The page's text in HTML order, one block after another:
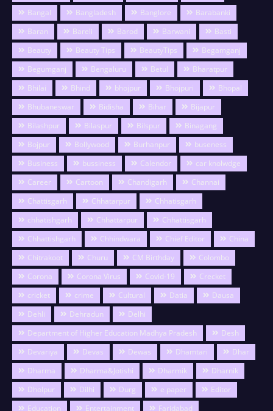
Bangal
Bangladesh Banglore
Barabanki
Baran
Bareli Barod Barwani
Basti
Beauty
Beauty Tips BeautyTips
Begamganj
Begumganj
Bengaluru Betul
Bharatpur
Bhilai
Bhind bhojpur Bhojpuri
Bhopal
Bhubaneswar
Bidisha Bihar
Bijapur
Bilashpur
Bilaspur Bilspur
Binagang
Bojpur
Bollywood Burhanpur
buseness
Business
bussiness Calendor
car knolwdge
Career
Cartoon Chandigarh
Channai
Chattisgarh
Chhatarpur
Chhatisgarh
chhatishgarh
Chhattarpur
Chhattisgarh
Chhattishgarh
Chhindwara Chief Editor
China
Chitrakoot
Churu CM Birthday
Colombo
Corona
Corona Virus Covid-19
Crecket
cricket
crime Cultural Datia
Dausa
Dehli
Dehradun
Delhi
Department of Higher Education Madhya Pradesh
Desh
Devariya
Devas Dewas Dhamtari
Dhar
Dharma
Dharma&Jotishi Dharmik
Dharnik
Dholpur
Dilhi Durg e paper
Editor
Education
Entertainment
Faridabad